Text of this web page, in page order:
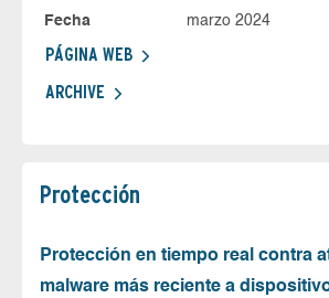
Fecha
marzo 2024
PÁGINA WEB
ARCHIVE
Protección
Protección en tiempo real contra
malware más reciente a